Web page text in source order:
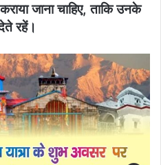
जाना चाहिए, ताकि उनके
रहें।